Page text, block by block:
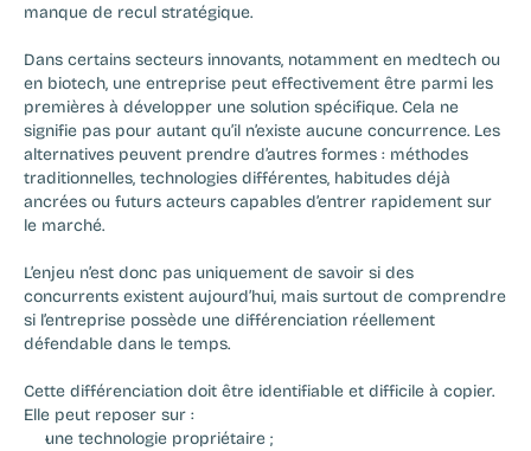
manque de recul stratégique.
Dans certains secteurs innovants, notamment en medtech ou
en biotech, une entreprise peut effectivement être parmi les
premières à développer une solution spécifique. Cela ne
signifie pas pour autant qu’il n’existe aucune concurrence. Les
alternatives peuvent prendre d’autres formes : méthodes
traditionnelles, technologies différentes, habitudes déjà
ancrées ou futurs acteurs capables d’entrer rapidement sur
le marché.
L’enjeu n’est donc pas uniquement de savoir si des
concurrents existent aujourd’hui, mais surtout de comprendre
si l’entreprise possède une différenciation réellement
défendable dans le temps.
Cette différenciation doit être identifiable et difficile à copier.
Elle peut reposer sur :
une technologie propriétaire ;